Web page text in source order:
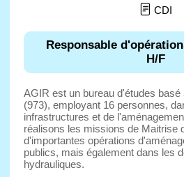
CDI
Responsable
H/F
AGIR est un bureau d'études
(973), employant 16 personnes,
infrastructures et de
réalisons les missions de Maitrise
d'importantes opérations
publics, mais également dans les
hydrauliques.